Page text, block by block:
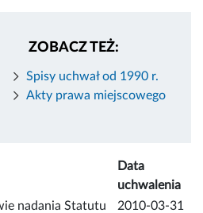
ZOBACZ TEŻ:
Spisy uchwał od 1990 r.
Akty prawa miejscowego
Data
uchwalenia
nadania Statutu
2010-03-31